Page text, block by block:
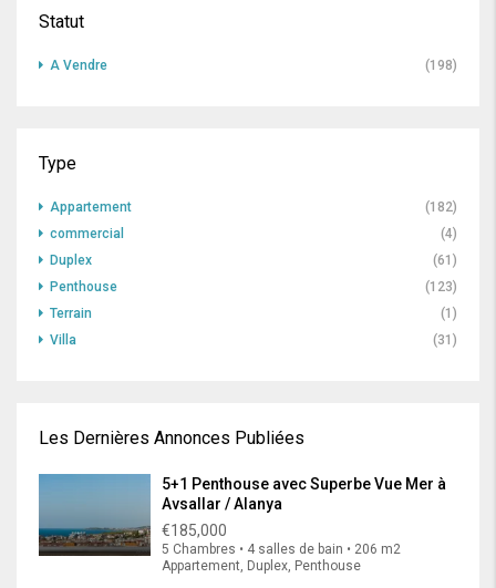
Statut
A Vendre (198)
Type
Appartement
(182)
commercial
(4)
Duplex
(61)
Penthouse
(123)
Terrain
(1)
Villa
(31)
Les Dernières Annonces Publiées
5+1 Penthouse avec Superbe Vue Mer à
Avsallar / Alanya
€185,000
5 Chambres • 4 salles de bain • 206 m2
Appartement, Duplex, Penthouse